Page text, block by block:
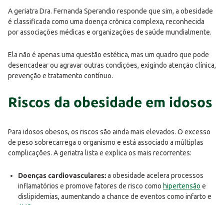
A geriatra Dra. Fernanda Sperandio responde que sim, a obesidade
é classificada como uma doença crônica complexa, reconhecida
por associações médicas e organizações de saúde mundialmente.
Ela não é apenas uma questão estética, mas um quadro que pode
desencadear ou agravar outras condições, exigindo atenção clínica,
prevenção e tratamento contínuo.
Riscos da obesidade em idosos
Para idosos obesos, os riscos são ainda mais elevados. O excesso
de peso sobrecarrega o organismo e está associado a múltiplas
complicações. A geriatra lista e explica os mais recorrentes:
Doenças cardiovasculares:a obesidade acelera processos
inflamatórios e promove fatores de risco como hipertensão e
dislipidemias, aumentando a chance de eventos como infarto e